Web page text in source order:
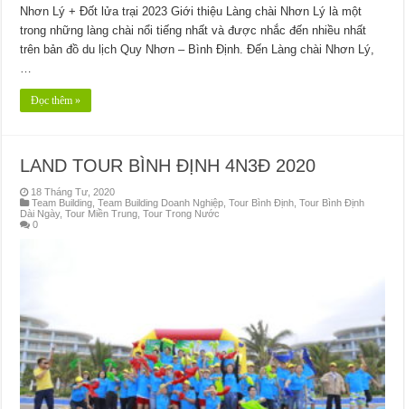
Nhơn Lý + Đốt lửa trại 2023 Giới thiệu Làng chài Nhơn Lý là một
trong những làng chài nổi tiếng nhất và được nhắc đến nhiều nhất
trên bản đồ du lịch Quy Nhơn – Bình Định. Đến Làng chài Nhơn Lý,
…
Đọc thêm »
LAND TOUR BÌNH ĐỊNH 4N3Đ 2020
18 Tháng Tư, 2020
Team Building ,Team Building Doanh Nghiệp ,Tour Bình Định ,Tour Bình Định
Dài Ngày,Tour Miền Trung ,Tour Trong Nước
0